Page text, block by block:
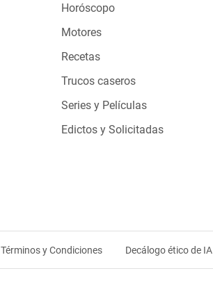
Horóscopo
Motores
Recetas
Trucos caseros
Series y Películas
Edictos y Solicitadas
Términos y Condiciones Decálogo ético de IA